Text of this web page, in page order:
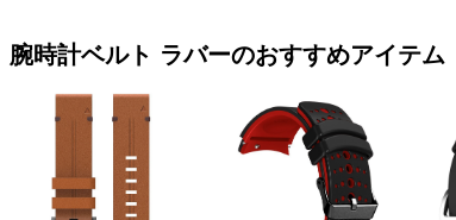
腕時計ベルト ラバーのおすすめアイテム